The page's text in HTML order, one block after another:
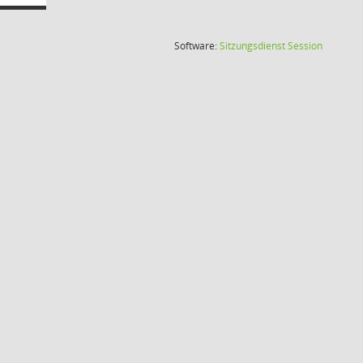
Software:SitzungsdienstSession(Wird in